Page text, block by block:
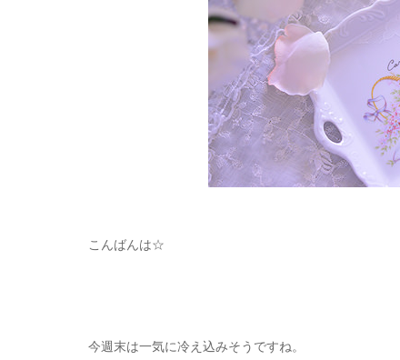
こんばんは☆
今週末は一気に冷え込みそうですね。